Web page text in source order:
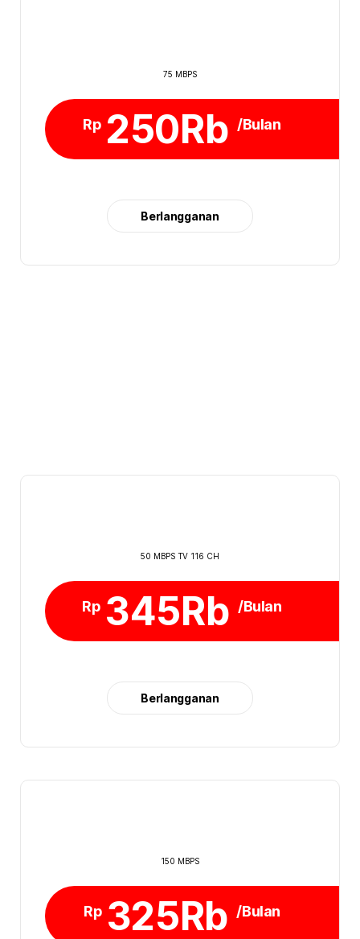
75 MBPS
Rp 250Rb /Bulan
Berlangganan
50 MBPS TV 116 CH
Rp 345Rb /Bulan
Berlangganan
150 MBPS
Rp 325Rb /Bulan